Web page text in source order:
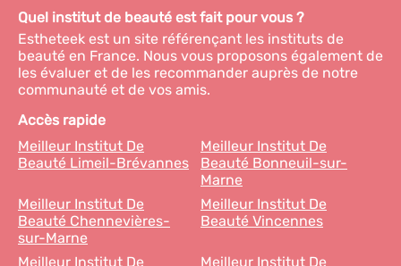
Quel institut de beauté est fait pour vous ?
Estheteek est un site référençant les instituts de
beauté en France. Nous vous proposons également de
les évaluer et de les recommander auprès de notre
communauté et de vos amis.
Accès rapide
Meilleur Institut De
Beauté Limeil-Brévannes
Meilleur Institut De
Beauté Bonneuil-sur-
Marne
Meilleur Institut De
Beauté Chennevières-
sur-Marne
Meilleur Institut De
Beauté Vincennes
Meilleur Institut De Meilleur Institut De